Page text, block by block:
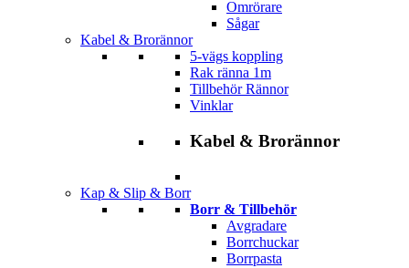
Omrörare
Sågar
Kabel & Brorännor
5-vägs koppling
Rak ränna 1m
Tillbehör Rännor
Vinklar
Kabel & Brorännor
Kap & Slip & Borr
Borr & Tillbehör
Avgradare
Borrchuckar
Borrpasta